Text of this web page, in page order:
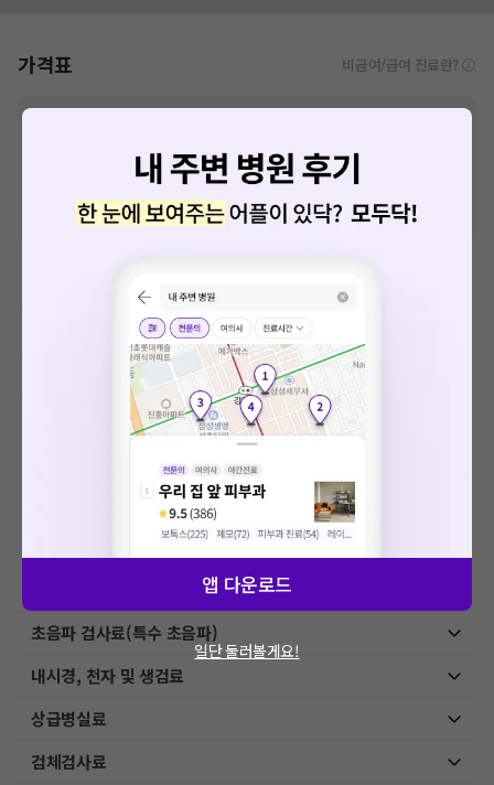
가격표 비급여/급여 진료란?
급여 항목의 경우, 건강보험심사평가원 에 고지되어 있는 급여 진료 기준 가
격입니다. (진료와 연관된 복합적인 비용이 추가되어, 병원마다 금액이 다르게
산정될 수 있는 점 참고 바랍니다.)
※ 이벤트가, 할인가는VAT 포함
초음파 검사료(기본초음파)
초음파 검사료(진단초음파)
초음파 검사료(유도 초음파)
초음파 검사료(특수 초음파)
내시경, 천자 및 생검료
상급병실료
검체검사료
앱 다운로드
일단 둘러볼게요!